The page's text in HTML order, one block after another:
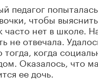
педагог
чтобы
часто нет в школе.
не отвечала.
тогда, когда
Оказалось, что
ее дочь.